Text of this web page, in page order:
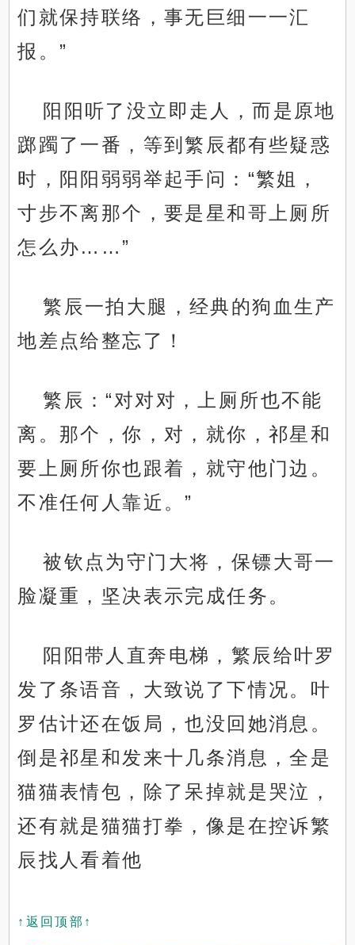
们就保持联络，事无巨细一一汇
报。”
阳阳听了没立即走人，而是原地
踯躅了一番，等到繁辰都有些疑惑
时，阳阳弱弱举起手问：“繁姐，
寸步不离那个，要是星和哥上厕所
怎么办……”
繁辰一拍大腿，经典的狗血生产
地差点给整忘了！
繁辰：“对对对，上厕所也不能
离。那个，你，对，就你，祁星和
要上厕所你也跟着，就守他门边。
不准任何人靠近。”
被钦点为守门大将，保镖大哥一
脸凝重，坚决表示完成任务。
阳阳带人直奔电梯，繁辰给叶罗
发了条语音，大致说了下情况。叶
罗估计还在饭局，也没回她消息。
倒是祁星和发来十几条消息，全是
猫猫表情包，除了呆掉就是哭泣，
还有就是猫猫打拳，像是在控诉繁
辰找人看着他
↑返回顶部↑